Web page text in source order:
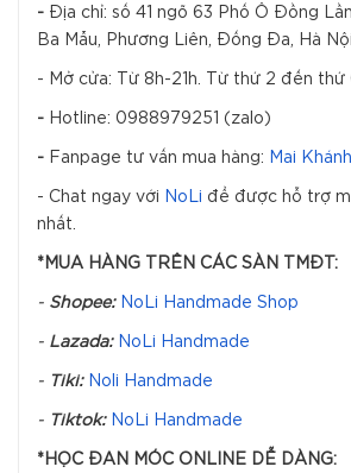
- Địa chỉ: số 41 ngõ 63 Phố Ô Đồng
Ba Mẫu, Phương Liên, Đống Đa, Hà Nội
- Mở cửa: Từ 8h-21h. Từ thứ 2 đến thứ
- Hotline: 0988979251 (zalo)
- Fanpage tư vấn mua hàng: Mai
- Chat ngay với NoLi để được hỗ trợ
nhất.
*MUA HÀNG TRÊN CÁC SÀN TMĐT:
- Shopee: NoLi Handmade Shop
- Lazada: NoLi Handmade
- Tiki: Noli Handmade
- Tiktok: NoLi Handmade
*HỌC ĐAN MÓC ONLINE DỄ DÀNG: